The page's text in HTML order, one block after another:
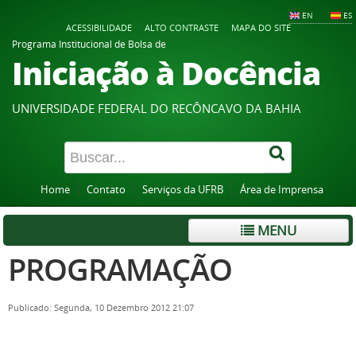
EN ES
ACESSIBILIDADE ALTO CONTRASTE
MAPA DO SITE
Programa Institucional de Bolsa de
Iniciação à Docência
UNIVERSIDADE FEDERAL DO RECÔNCAVO DA BAHIA
Home Contato Serviços da UFRB Área de Imprensa
MENU
PROGRAMAÇÃO
Publicado: Segunda, 10 Dezembro 2012 21:07